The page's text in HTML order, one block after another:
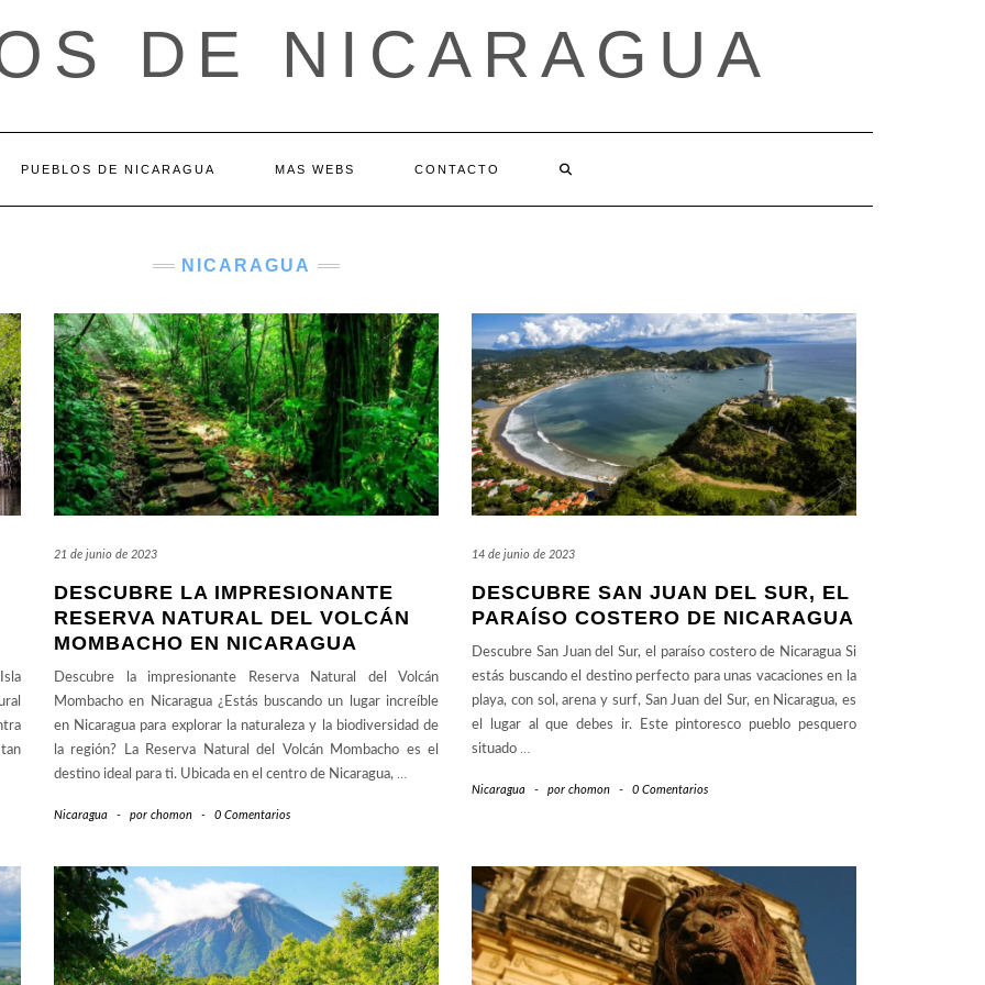
DE NICARAGUA
PUEBLOS DE NICARAGUA MAS WEBS CONTACTO
NICARAGUA
21 de junio de 2023
DESCUBRE LA IMPRESIONANTE
RESERVA NATURAL DEL VOLCÁN
MOMBACHO EN NICARAGUA
Descubre la impresionante Reserva Natural del Volcán
Mombacho en Nicaragua ¿Estás buscando un lugar increíble
en Nicaragua para explorar la naturaleza y la biodiversidad de
la región? La Reserva Natural del Volcán Mombacho es el
destino ideal para ti. Ubicada en el centro de Nicaragua, …
Nicaragua - por chomon - 0 Comentarios
14 de junio de 2023
DESCUBRE SAN JUAN DEL SUR, EL
PARAÍSO COSTERO DE NICARAGUA
Descubre San Juan del Sur, el paraíso costero de Nicaragua Si
estás buscando el destino perfecto para unas vacaciones en la
playa, con sol, arena y surf, San Juan del Sur, en Nicaragua, es
el lugar al que debes ir. Este pintoresco pueblo pesquero
situado …
Nicaragua - por chomon - 0 Comentarios